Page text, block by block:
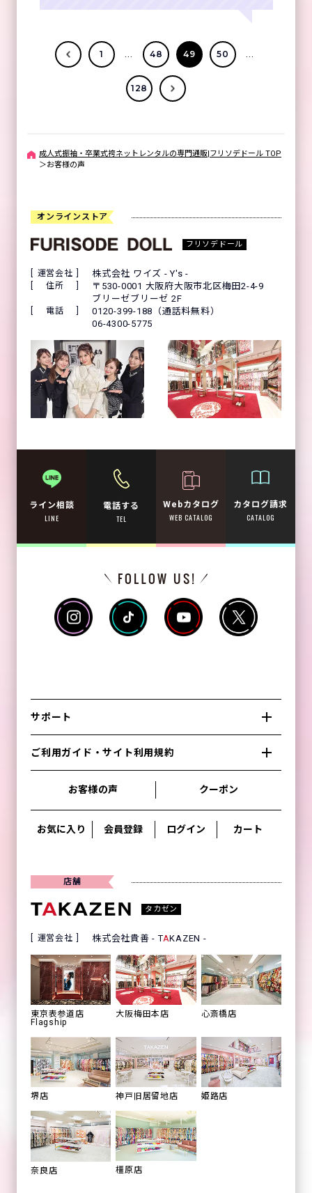
1 ... 48 49 50 ...
128
成人式振袖・卒業式袴ネットレンタルの専門通販|フリソデドール TOP
＞お客様の声
オンラインストア
フリソデドール
運営会社 株式会社 ワイズ - Y's -
住所
〒530-0001 大阪府大阪市北区梅田2-4-9
ブリーゼブリーゼ 2F
電話
0120-399-188（通話料無料）
06-4300-5775
ライン相談
LINE
電話する
TEL
Webカタログ
WEB CATALOG
カタログ請求
CATALOG
サポート
ご利用ガイド・サイト利用規約
お客様の声 クーポン
お気に入り 会員登録 ログイン カート
店舗
タカゼン
運営会社 株式会社貴善 - TAKAZEN -
東京表参道店
Flagship
大阪梅田本店 心斎橋店
堺店 神戸旧居留地店 姫路店
奈良店 橿原店